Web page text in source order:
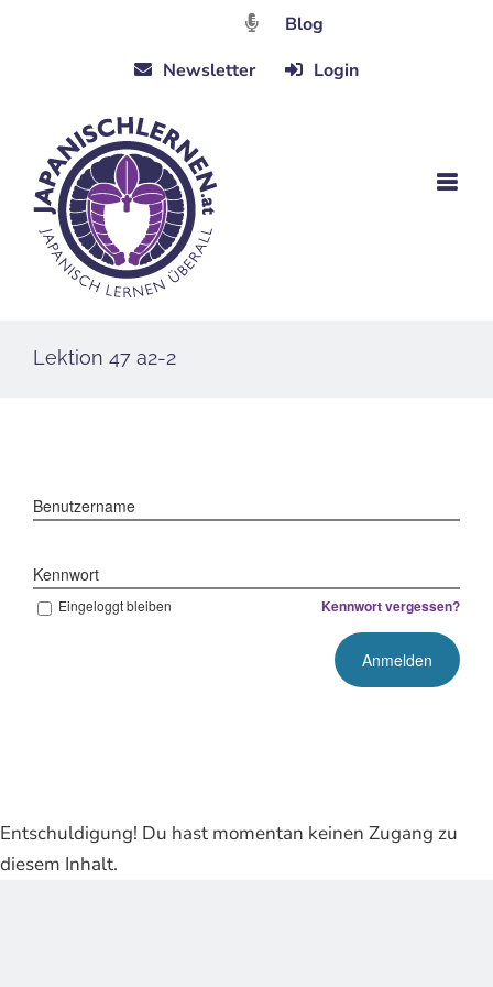
Blog
Newsletter
Login
Lektion 47 a2-2
Benutzername
Kennwort
Eingeloggt bleiben Kennwort vergessen?
Entschuldigung! Du hast momentan keinen Zugang zu
diesem Inhalt.